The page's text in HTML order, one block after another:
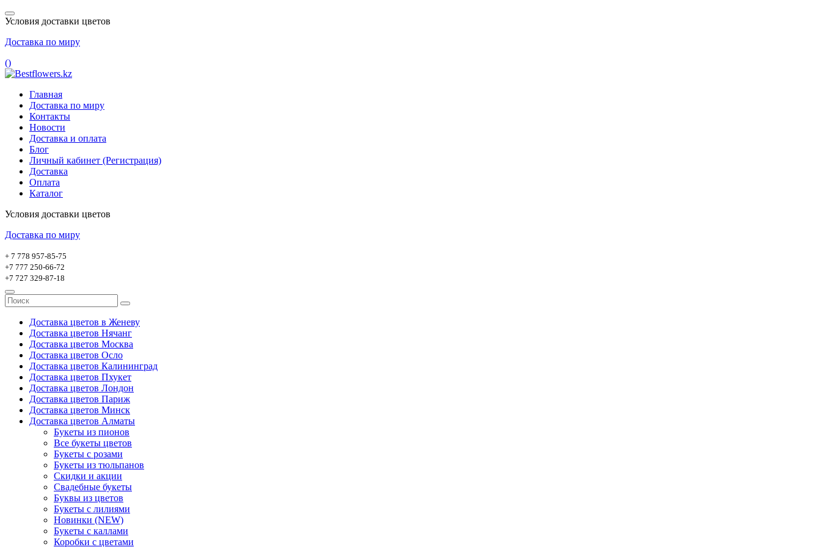
Условия доставки цветов
Доставка по миру
()
Главная
Доставка по миру
Контакты
Новости
Доставка и оплата
Блог
Личный кабинет (Регистрация)
Доставка
Оплата
Каталог
Условия доставки цветов
Доставка по миру
+ 7 778 957-85-75
+7 777 250-66-72
+7 727 329-87-18
Доставка цветов в Женеву
Доставка цветов Нячанг
Доставка цветов Москва
Доставка цветов Осло
Доставка цветов Калининград
Доставка цветов Пхукет
Доставка цветов Лондон
Доставка цветов Париж
Доставка цветов Минск
Доставка цветов Алматы
Букеты из пионов
Все букеты цветов
Букеты с розами
Букеты из тюльпанов
Скидки и акции
Свадебные букеты
Буквы из цветов
Букеты с лилиями
Новинки (NEW)
Букеты с каллами
Коробки с цветами